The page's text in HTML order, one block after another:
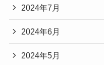
2024年7月
2024年6月
2024年5月